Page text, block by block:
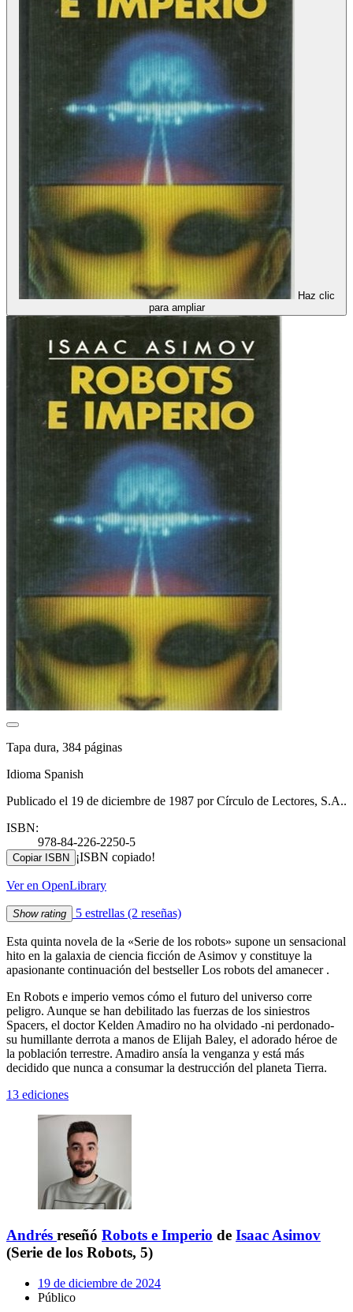
Haz clic
para ampliar
Tapa dura, 384 páginas
Idioma Spanish
Publicado el 19 de diciembre de 1987 por Círculo de Lectores, S.A..
ISBN:
978-84-226-2250-5
Copiar ISBN ¡ISBN copiado!
Ver en OpenLibrary
Show rating 5 estrellas (2 reseñas)
Esta quinta novela de la «Serie de los robots» supone un sensacional
hito en la galaxia de ciencia ficción de Asimov y constituye la
apasionante continuación del bestseller Los robots del amanecer .
En Robots e imperio vemos cómo el futuro del universo corre
peligro. Aunque se han debilitado las fuerzas de los siniestros
Spacers, el doctor Kelden Amadiro no ha olvidado -ni perdonado-
su humillante derrota a manos de Elijah Baley, el adorado héroe de
la población terrestre. Amadiro ansía la venganza y está más
decidido que nunca a consumar la destrucción del planeta Tierra.
13 ediciones
Andrés reseñó Robots e Imperio de Isaac Asimov
(Serie de los Robots, 5)
19 de diciembre de 2024
Público